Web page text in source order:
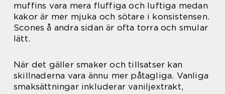
muffins vara mera fluffiga och luftiga medan
kakor är mer mjuka och sötare i konsistensen.
Scones å andra sidan är ofta torra och smular
lätt.
När det gäller smaker och tillsatser kan
skillnaderna vara ännu mer påtagliga. Vanliga
smaksättningar inkluderar vaniljextrakt,